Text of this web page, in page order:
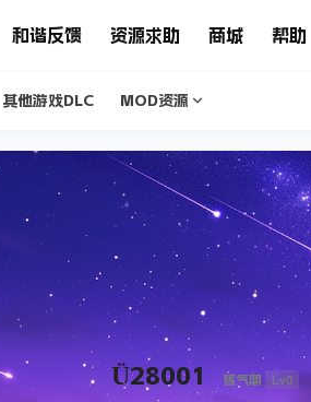
和谐反馈 资源求助 商城 帮助
其他游戏DLC MOD资源
Ü28001 炼气期 Lv0